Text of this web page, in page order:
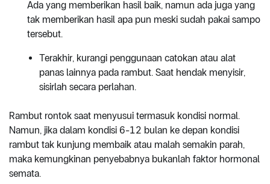
Ada yang memberikan hasil baik, namun ada juga yang
tak memberikan hasil apa pun meski sudah pakai sampo
tersebut.
Terakhir, kurangi penggunaan catokan atau alat
panas lainnya pada rambut. Saat hendak menyisir,
sisirlah secara perlahan.
Rambut rontok saat menyusui termasuk kondisi normal.
Namun, jika dalam kondisi 6-12 bulan ke depan kondisi
rambut tak kunjung membaik atau malah semakin parah,
maka kemungkinan penyebabnya bukanlah faktor hormonal
semata.